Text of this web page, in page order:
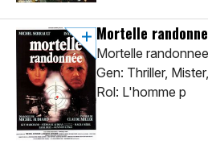
Mortelle
Mortelle randonnee
Gen: Thriller,
Rol: L'homme p